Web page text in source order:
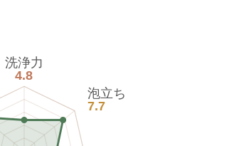
洗浄力
4.8
泡立ち
7.7